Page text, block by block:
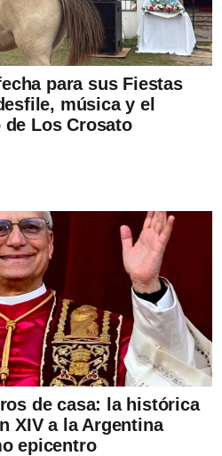
para sus Fiestas
música y el
de Los Crosato
de casa: la histórica
XIV a la Argentina
epicentro